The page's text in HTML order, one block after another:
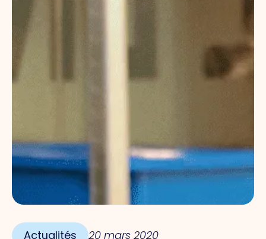
Actualités 20 mars 2020